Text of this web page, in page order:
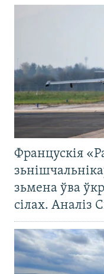
Францускія
зьмена ўва
сілах. Аналіз